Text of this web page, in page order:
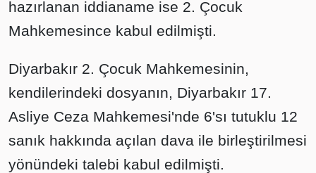
hazırlanan iddianame ise 2. Çocuk
Mahkemesince kabul edilmişti.
Diyarbakır 2. Çocuk Mahkemesinin,
kendilerindeki dosyanın, Diyarbakır 17.
Asliye Ceza Mahkemesi'nde 6'sı tutuklu 12
sanık hakkında açılan dava ile birleştirilmesi
yönündeki talebi kabul edilmişti.